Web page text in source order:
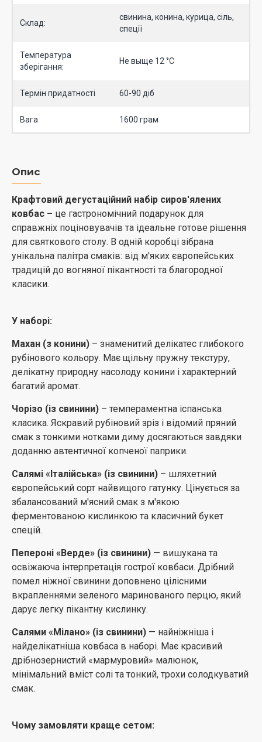
Склад:
свинина, конина, курица, сіль,
спеції
Температура
зберігання:
Не выще 12 °С
Термін придатності 60-90 діб
Вага 1600 грам
Опис
Крафтовий дегустаційний набір сиров'ялених
ковбас – це гастрономічний подарунок для
справжніх поціновувачів та ідеальне готове рішення
для святкового столу. В одній коробці зібрана
унікальна палітра смаків: від м'яких європейських
традицій до вогняної пікантності та благородної
класики.
У наборі:
Махан (з конини) – знаменитий делікатес глибокого
рубінового кольору. Має щільну пружну текстуру,
делікатну природну насолоду конини і характерний
багатий аромат.
Чорізо (із свинини) – темпераментна іспанська
класика. Яскравий рубіновий зріз і відомий пряний
смак з тонкими нотками диму досягаються завдяки
доданню автентичної копченої паприки.
Салямі «Італійська» (із свинини) – шляхетний
європейський сорт найвищого гатунку. Цінується за
збалансований м'ясний смак з м'якою
ферментованою кислинкою та класичний букет
спецій.
Пепероні «Верде» (із свинини) — вишукана та
освіжаюча інтерпретація гострої ковбаси. Дрібний
помел ніжної свинини доповнено цілісними
вкрапленнями зеленого маринованого перцю, який
дарує легку пікантну кислинку.
Салями «Мілано» (із свинини) — найніжніша і
найделікатніша ковбаса в наборі. Має красивий
дрібнозернистий «мармуровий» малюнок,
мінімальний вміст солі та тонкий, трохи солодкуватий
смак.
Чому замовляти краще сетом: